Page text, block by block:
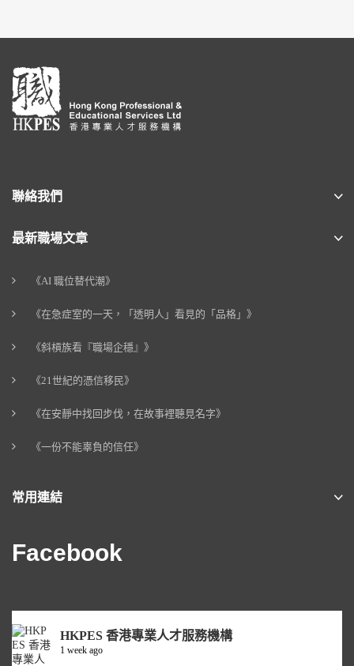
聯絡我們
最新職場文章
《AI 職位替代潮》
《在急症室的一天，「透明人」看見的「品格」》
《斜槓族看『職場企穩』》
《21世紀的憑信移民》
《在安靜中找回步伐，在故事裡聽見名字》
《一份不能辜負的信任》
常用連結
Facebook
HKPES 香港專業人才服務機構
1 week ago